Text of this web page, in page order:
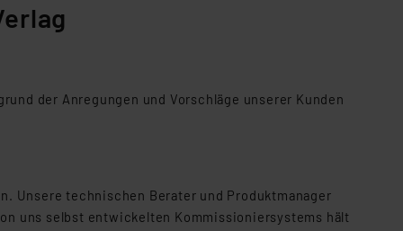
der Anregungen und Vorschläge unserer Kunden
Unsere technischen Berater und Produktmanager
uns selbst entwickelten Kommissioniersystems hält